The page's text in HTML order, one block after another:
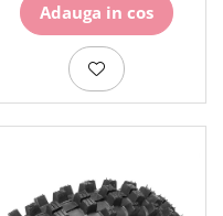
Adauga in cos